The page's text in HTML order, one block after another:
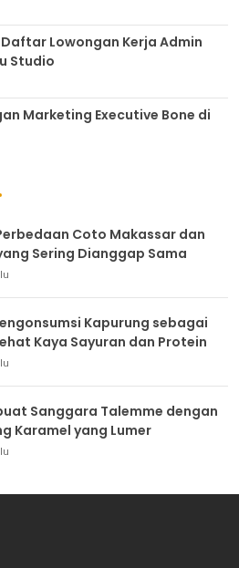
Lowongan Kerja Admin
Studio
Marketing Executive Bone di
Coto Makassar dan
Sering Dianggap Sama
Kapurung sebagai
Kaya Sayuran dan Protein
Sanggara Talemme dengan
Karamel yang Lumer